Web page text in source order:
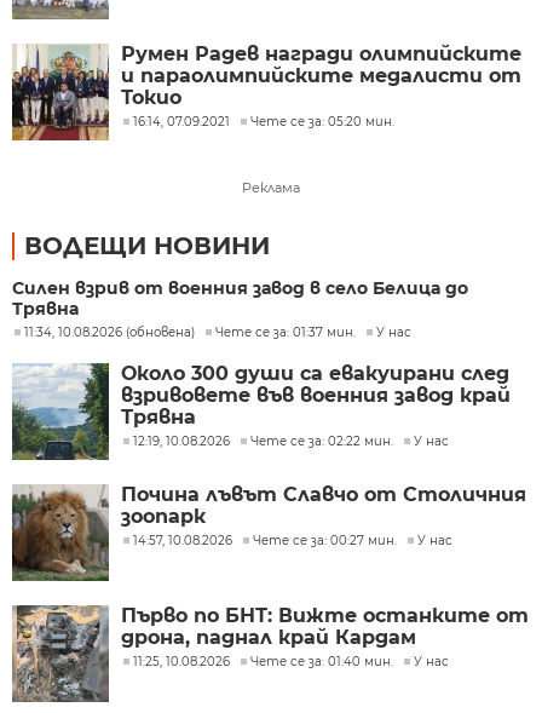
Румен Радев награди олимпийските
и параолимпийските медалисти от
Токио
16:14, 07.09.2021 Чете се за: 05:20 мин.
Реклама
ВОДЕЩИ НОВИНИ
Силен взрив от военния завод в село Белица до
Трявна
11:34, 10.08.2026 (обновена) Чете се за: 01:37 мин. У нас
Около 300 души са евакуирани след
взривовете във военния завод край
Трявна
12:19, 10.08.2026 Чете се за: 02:22 мин. У нас
Почина лъвът Славчо от Столичния
зоопарк
14:57, 10.08.2026 Чете се за: 00:27 мин. У нас
Първо по БНТ: Вижте останките от
дрона, паднал край Кардам
11:25, 10.08.2026 Чете се за: 01:40 мин. У нас